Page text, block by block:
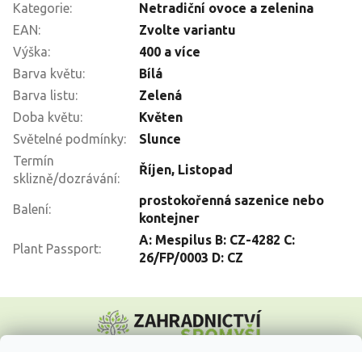
Kategorie:
Netradiční ovoce a zelenina
EAN:
Zvolte variantu
Výška:
400 a více
Barva květu:
Bílá
Barva listu:
Zelená
Doba květu:
Květen
Světelné podmínky:
Slunce
Termín
sklizně/dozrávání:
Říjen, Listopad
Balení:
prostokořenná sazenice nebo
kontejner
Plant Passport:
A: Mespilus B: CZ-4282 C:
26/FP/0003 D: CZ
p